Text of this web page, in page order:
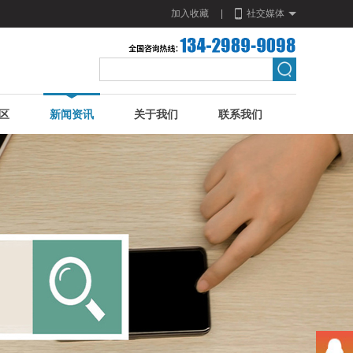
加入收藏 社交媒体
新闻资讯 关于我们 联系我们